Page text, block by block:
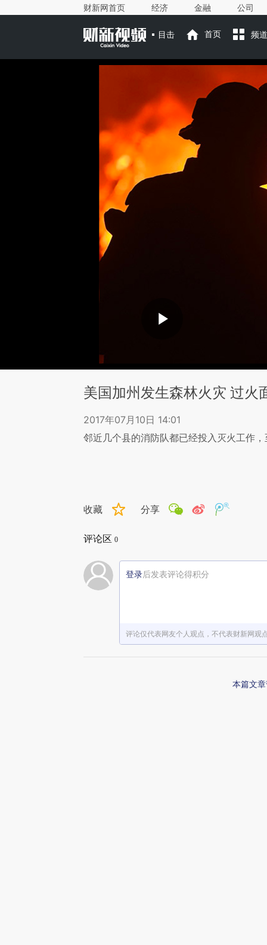
财新网首页 经济 金融 公司
目击 首页 频道
美国加州发生森林火灾 过火
2017年07月10日 14:01
邻近几个县的消防队都已经投入灭火工作
收藏 分享
评论区 0
登录后发表评论得积分
评论仅代表网友个人观点，不代表财新网观
本篇文